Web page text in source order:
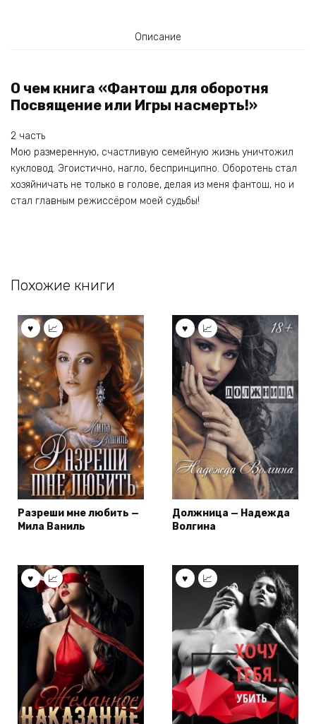
Описание
О чем книга «Фантош для оборотня
Посвящение или Игры насмерть!»
2 часть
Мою размеренную, счастливую семейную жизнь уничтожил
кукловод. Эгоистично, нагло, беспринципно. Оборотень стал
хозяйничать не только в голове, делая из меня фантош, но и
стал главным режиссёром моей судьбы!
Похожие книги
Разреши мне любить —
Мила Ваниль
Должница — Надежда
Волгина